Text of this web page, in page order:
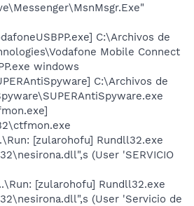
C:\Archivos de
Mobile Connect
windows
C:\Archivos de
[zularohofu] Rundll32.exe
(User 'SERVICIO
[zularohofu] Rundll32.exe
(User 'Servicio de